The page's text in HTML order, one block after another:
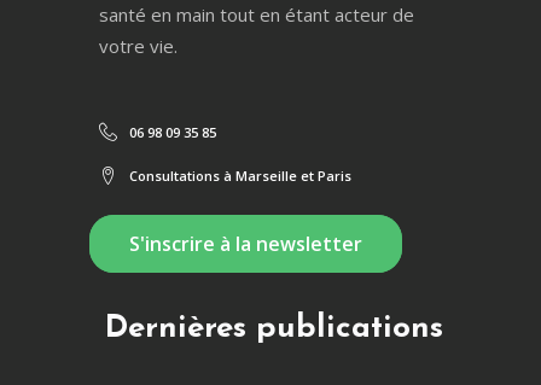
santé en main tout en étant acteur de
votre vie.
06 98 09 35 85
Consultations à Marseille et Paris
S'inscrire à la newsletter
Dernières publications